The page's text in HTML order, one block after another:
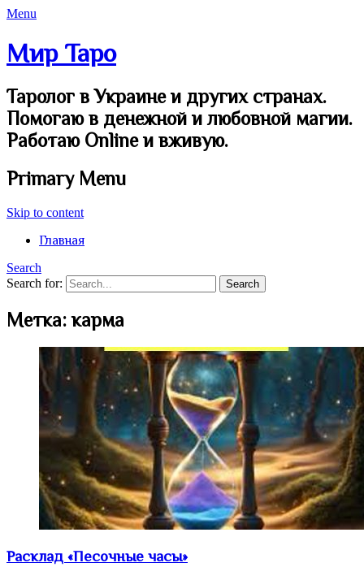
Menu
Мир Таро
Таролог в Украине и других странах.
Помогаю в денежной и любовной магии.
Работаю Online и вживую.
Primary Menu
Skip to content
Главная
Search
Search for:
Метка:карма
Расклад «Песочные часы»